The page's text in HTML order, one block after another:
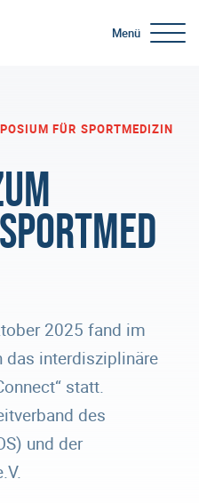
Menü
FÜR SPORTMEDIZIN
2025 fand im
das interdisziplinäre
statt.
des
und der